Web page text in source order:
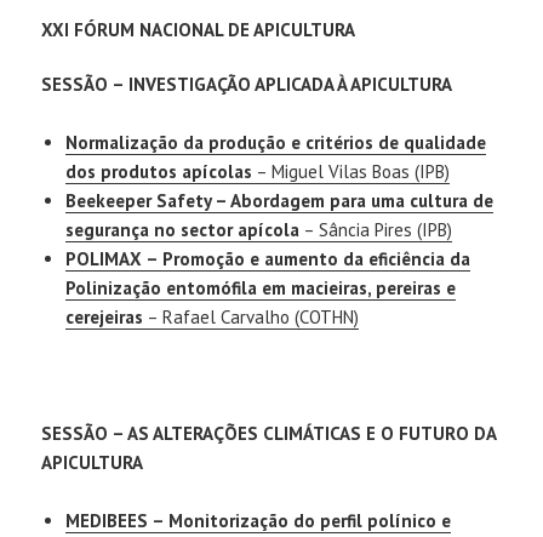
XXI FÓRUM NACIONAL DE APICULTURA
SESSÃO – INVESTIGAÇÃO APLICADA À APICULTURA
Normalização da produção e critérios de qualidade
dos produtos apícolas – Miguel Vilas Boas (IPB)
Beekeeper Safety – Abordagem para uma cultura de
segurança no sector apícola – Sância Pires (IPB)
POLIMAX – Promoção e aumento da eficiência da
Polinização entomófila em macieiras, pereiras e
cerejeiras – Rafael Carvalho (COTHN)
SESSÃO – AS ALTERAÇÕES CLIMÁTICAS E O FUTURO DA
APICULTURA
MEDIBEES – Monitorização do perfil polínico e